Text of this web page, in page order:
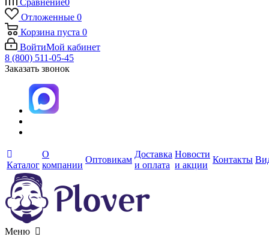
Сравнение0
Отложенные 0
Корзина пуста 0
ВойтиМой кабинет
8 (800) 511-05-45
Заказать звонок
Каталог
О
компании
Оптовикам
Доставка
и оплата
Новости
и акции
Контакты
Меню